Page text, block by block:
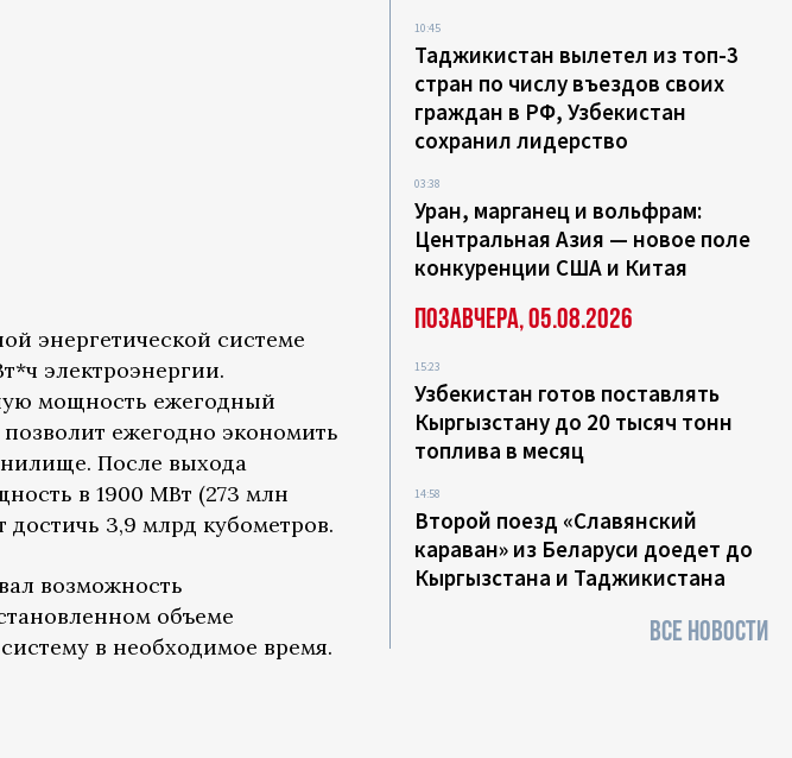
энергетической системе
электроэнергии.
мощность ежегодный
ежегодно экономить
После выхода
в 1900 МВт (273 млн
3,9 млрд кубометров.
возможность
объеме
в необходимое время.
10:45
Таджикистан вылетел из топ-3
стран по числу въездов своих
граждан в РФ, Узбекистан
сохранил лидерство
03:38
Уран, марганец и вольфрам:
Центральная Азия — новое поле
конкуренции США и Китая
Позавчера, 05.08.2026
15:23
Узбекистан готов поставлять
Кыргызстану до 20 тысяч тонн
топлива в месяц
14:58
Второй поезд «Славянский
караван» из Беларуси доедет до
Кыргызстана и Таджикистана
ВСЕ НОВОСТИ